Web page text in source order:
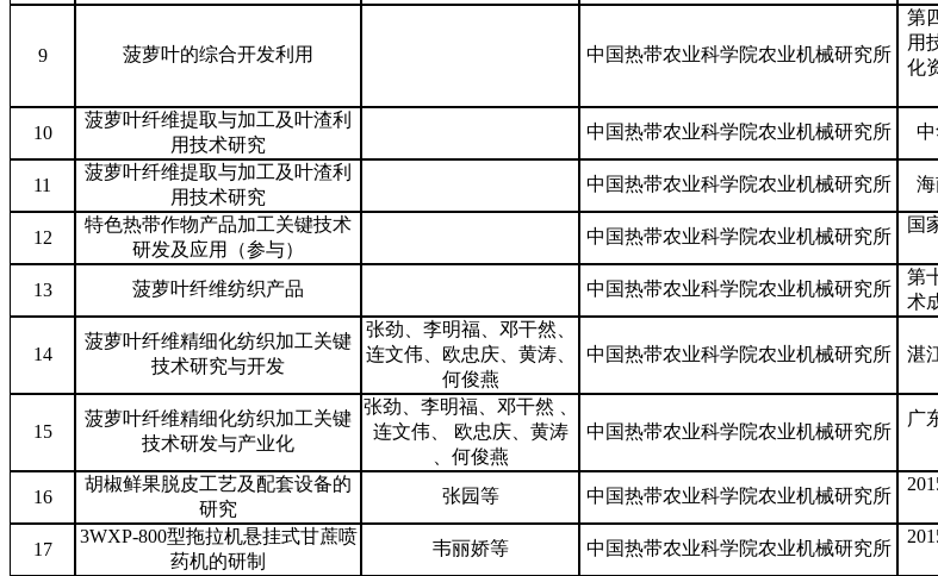
9 菠萝叶的综合开发利用 中国热带农业科学院农业机械研究所
第
用
化
10
菠萝叶纤维提取与加工及叶渣利
用技术研究
中国热带农业科学院农业机械研究所
11
菠萝叶纤维提取与加工及叶渣利
用技术研究
中国热带农业科学院农业机械研究所
12
特色热带作物产品加工关键技术
研发及应用（参与）
中国热带农业科学院农业机械研究所
国
13 菠萝叶纤维纺织产品 中国热带农业科学院农业机械研究所
第
术
14
菠萝叶纤维精细化纺织加工关键
技术研究与开发
张劲、李明福、邓干然、
连文伟、欧忠庆、黄涛、
何俊燕
中国热带农业科学院农业机械研究所 湛
15
菠萝叶纤维精细化纺织加工关键
技术研发与产业化
张劲、李明福、邓干然 、
连文伟、 欧忠庆、黄涛
、何俊燕
中国热带农业科学院农业机械研究所
广
16
胡椒鲜果脱皮工艺及配套设备的
研究
张园等 中国热带农业科学院农业机械研究所
17
3WXP-800型拖拉机悬挂式甘蔗喷
药机的研制
韦丽娇等 中国热带农业科学院农业机械研究所